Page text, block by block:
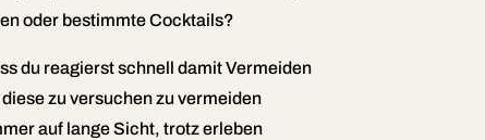
oder bestimmte Cocktails?
du reagierst schnell damit Vermeiden
zu versuchen zu vermeiden
auf lange Sicht, trotz erleben